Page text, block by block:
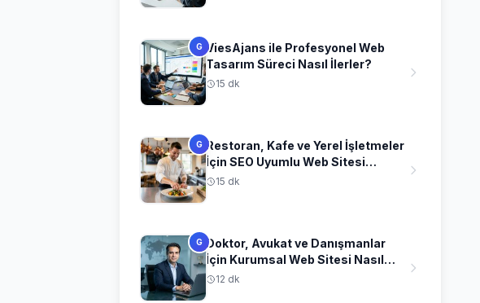
G ViesAjans ile Profesyonel Web
Tasarım Süreci Nasıl İlerler?
15 dk
G Restoran, Kafe ve Yerel İşletmeler
İçin SEO Uyumlu Web Sitesi
Fikirleri
15 dk
G Doktor, Avukat ve Danışmanlar
İçin Kurumsal Web Sitesi Nasıl
Olmalı?
12 dk